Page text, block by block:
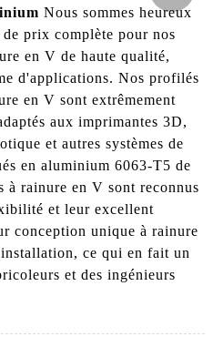
Nous sommes heureux
prix complète pour nos
en V de haute qualité,
d'applications. Nos profilés
en V sont extrêmement
aux imprimantes 3D,
et autres systèmes de
en aluminium 6063-T5 de
à rainure en V sont reconnus
et leur excellent
conception unique à rainure
ce qui en fait un
et des ingénieurs